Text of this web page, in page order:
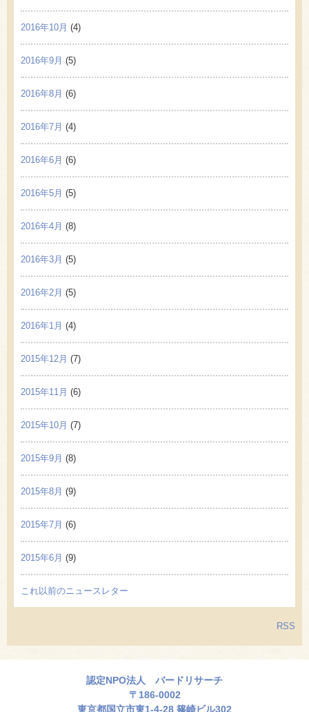
2016年10月 (4)
2016年9月 (5)
2016年8月 (6)
2016年7月 (4)
2016年6月 (6)
2016年5月 (5)
2016年4月 (8)
2016年3月 (5)
2016年2月 (5)
2016年1月 (4)
2015年12月 (7)
2015年11月 (6)
2015年10月 (7)
2015年9月 (8)
2015年8月 (9)
2015年7月 (6)
2015年6月 (9)
これ以前のニュースレター
RSS
認定NPO法人 バードリサーチ
〒186-0002
東京都国立市東1-4-28 篠崎ビル302